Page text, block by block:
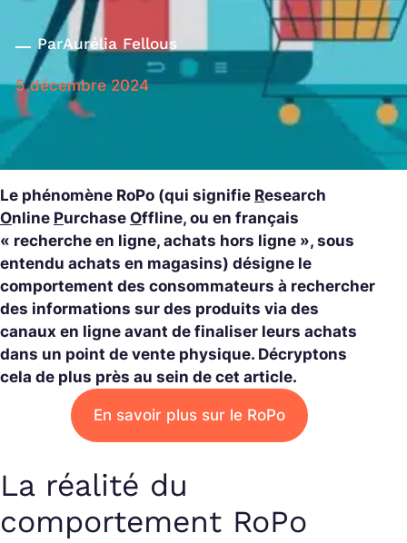
ParAurélia Fellous
5 décembre 2024
Le phénomène RoPo (qui signifie Research
Online Purchase Offline, ou en français
« recherche en ligne, achats hors ligne », sous
entendu achats en magasins) désigne le
comportement des consommateurs à rechercher
des informations sur des produits via des
canaux en ligne avant de finaliser leurs achats
dans un point de vente physique. Décryptons
cela de plus près au sein de cet article.
En savoir plus sur le RoPo
La réalité du
comportement RoPo